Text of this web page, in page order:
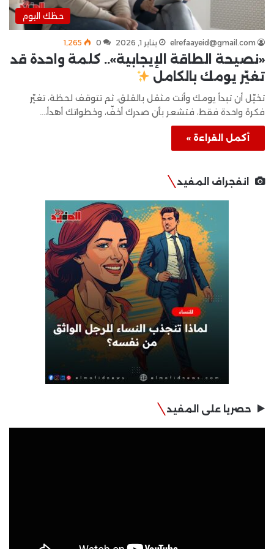
حظك اليوم
elrefaayeid@gmail.com يناير 1, 2026 0 1٬265
«نصيحة الطاقة الإيجابية».. كلمة واحدة قد
تغيّر يومك بالكامل
تخيّل أن تبدأ يومك وأنت مثقل بالقلق، ثم تتوقف لحظة، تغيّر
فكرة واحدة فقط، فتشعر بأن صدرك أخفّ، وخطواتك أهدأ،…
أكمل القراءة »
انفجراف المفيد
حصريا على المفيد